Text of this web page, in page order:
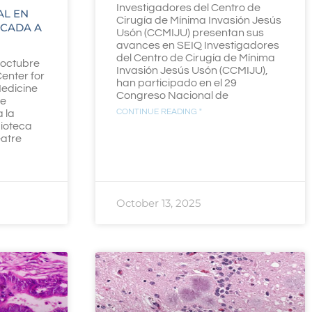
EN
A
for
la
Investigadores del Centro de
Cirugía de Mínima Invasión Jesús
Usón (CCMIJU) presentan sus
avances en SEIQ Investigadores
del Centro de Cirugía de Mínima
Invasión Jesús Usón (CCMIJU),
han participado en el 29
Congreso Nacional de
CONTINUE READING "
October 13, 2025